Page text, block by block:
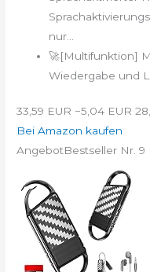
nur...
🚀[Multifunktion]
Wiedergabe und
33,59 EUR −5,04 EUR
Bei Amazon kaufen
AngebotBestseller Nr. 9